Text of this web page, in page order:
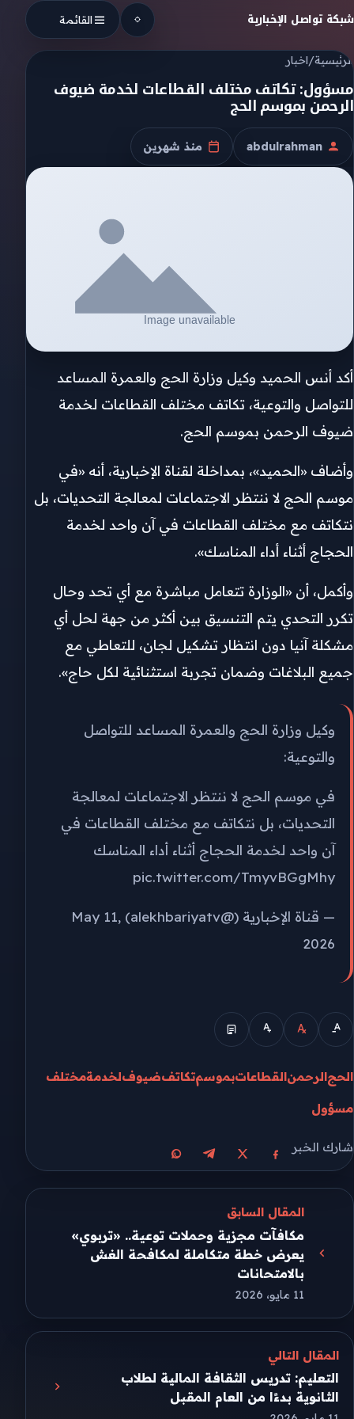
Skip to content
شبكة تواصل الإخبارية القائمة
الرئيسية/اخبار
مسؤول: تكاتف مختلف القطاعات لخدمة ضيوف
الرحمن بموسم الحج
الكاتب
abdulrahman
تاريخ النشر
منذ شهرين
أكد أنس الحميد وكيل وزارة الحج والعمرة المساعد
للتواصل والتوعية، تكاتف مختلف القطاعات لخدمة
ضيوف الرحمن بموسم الحج.
وأضاف «الحميد»، بمداخلة لقناة الإخبارية، أنه «في
موسم الحج لا ننتظر الاجتماعات لمعالجة التحديات، بل
نتكاتف مع مختلف القطاعات في آن واحد لخدمة
الحجاج أثناء أداء المناسك».
وأكمل، أن «الوزارة تتعامل مباشرة مع أي تحد وحال
تكرر التحدي يتم التنسيق بين أكثر من جهة لحل أي
مشكلة آنيا دون انتظار تشكيل لجان، للتعاطي مع
جميع البلاغات وضمان تجربة استثنائية لكل حاج».
وكيل وزارة الحج والعمرة المساعد للتواصل
والتوعية:
في موسم الحج لا ننتظر الاجتماعات لمعالجة
التحديات، بل نتكاتف مع مختلف القطاعات في
آن واحد لخدمة الحجاج أثناء أداء المناسك
pic.twitter.com/TmyvBGgMhy
— قناة الإخبارية (@alekhbariyatv)
May 11,
2026
الحجالرحمنالقطاعاتبموسمتكاتفضيوفلخدمةمختلف
مسؤول
شارك الخبر
مشاركة على فيسبوك
مشاركة على Xمشاركة على تيليجرام
مشاركة على واتساب
المقال السابق
مكافآت مجزية وحملات توعية.. «تربوي»
يعرض خطة متكاملة لمكافحة الغش
بالامتحانات
11 مايو، 2026
المقال التالي
التعليم: تدريس الثقافة المالية لطلاب
الثانوية بدءًا من العام المقبل